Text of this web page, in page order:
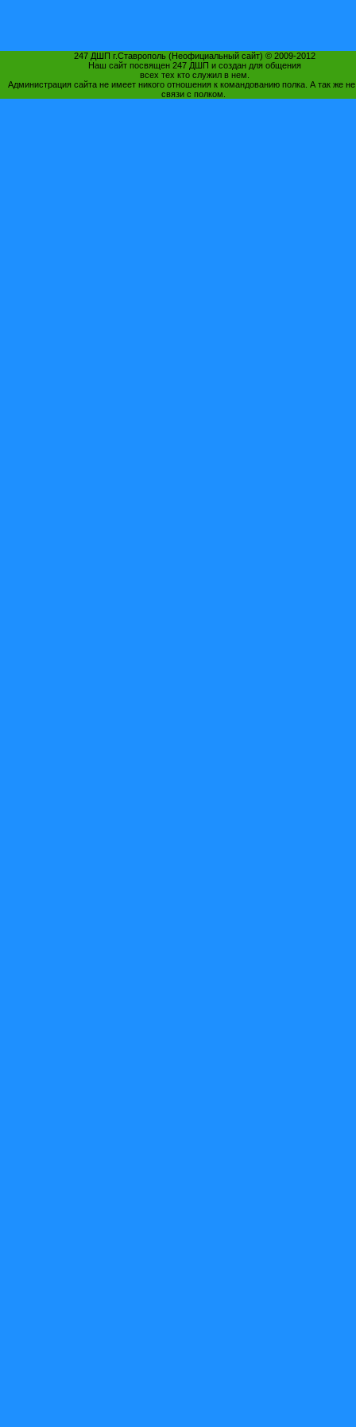
247 ДШП г.Ставрополь (Неофициальный сайт) © 2009-2012
Наш сайт посвящен 247 ДШП и создан для общения
всех тех кто служил в нем.
Администрация сайта не имеет никого отношения к командованию полка. А так же
связи с полком.